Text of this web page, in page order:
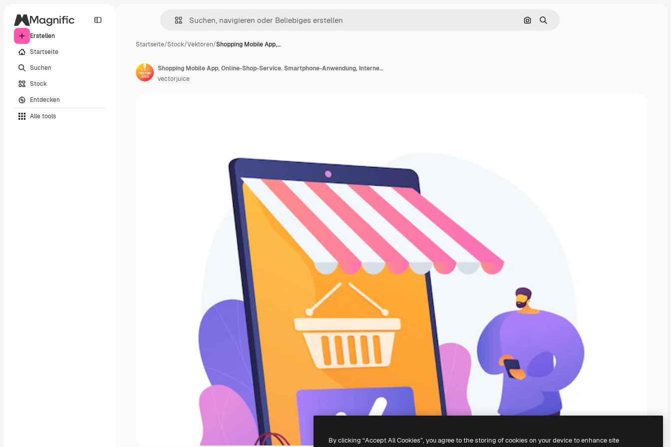
Erstellen
Startseite
Suchen
Stock
Entdecken
Alle tools
Nach Bild suchen
Suchen
Startseite/Stock/Vektoren/Shopping Mobile App,…
Shopping Mobile App, Online-Shop-Service. Smartphone-Anwendung, Internetkauf, Bestellung aufgeben. Kundenzeichentrickfigur. Produkt in den Warenkorb legen. Vektor isolierte Konzeptmetapherillustration.
vectorjuice
By clicking “Accept All Cookies”, you agree to the storing of cookies on your device to enhance site